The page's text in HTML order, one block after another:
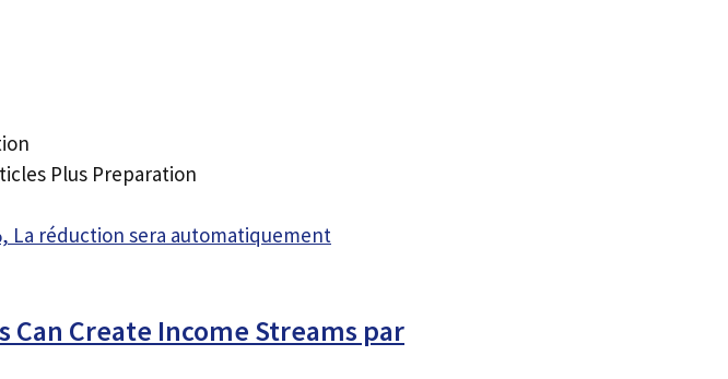
Plus Preparation
La réduction sera automatiquement
Can Create Income Streams par